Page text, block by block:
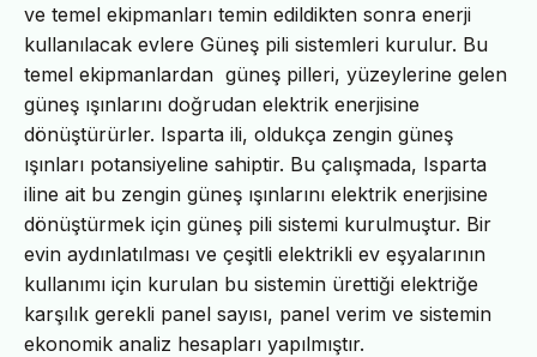
ve temel ekipmanları temin edildikten sonra enerji
kullanılacak evlere Güneş pili sistemleri kurulur. Bu
temel ekipmanlardan güneş pilleri, yüzeylerine gelen
güneş ışınlarını doğrudan elektrik enerjisine
dönüştürürler. Isparta ili, oldukça zengin güneş
ışınları potansiyeline sahiptir. Bu çalışmada, Isparta
iline ait bu zengin güneş ışınlarını elektrik enerjisine
dönüştürmek için güneş pili sistemi kurulmuştur. Bir
evin aydınlatılması ve çeşitli elektrikli ev eşyalarının
kullanımı için kurulan bu sistemin ürettiği elektriğe
karşılık gerekli panel sayısı, panel verim ve sistemin
ekonomik analiz hesapları yapılmıştır.